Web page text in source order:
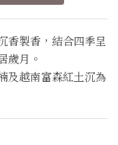
香製香，結合四季呈
歲月。
及越南富森紅土沉為